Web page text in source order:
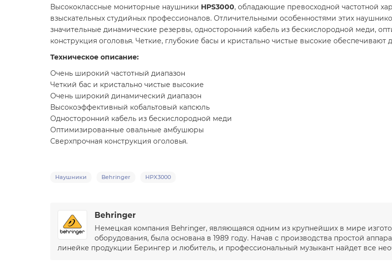
Высококлассные мониторные наушники HPS3000, обладающие превосходной частотной
взыскательных студийных профессионалов. Отличительными особенностями этих
значительные динамические резервы, односторонний кабель из бескислородной меди,
конструкция оголовья. Четкие, глубокие басы и кристально чистые высокие
Техническое описание:
Очень широкий частотный диапазон
Четкий бас и кристально чистые высокие
Очень широкий динамический диапазон
Высокоэффективный кобальтовый капсюль
Односторонний кабель из бескислородной меди
Оптимизированные овальные амбушюры
Сверхпрочная конструкция оголовья.
Наушники Behringer HPX3000
Behringer
Немецкая компания Behringer, являющаяся одним из крупнейших в мире
оборудования, была основана в 1989 году. Начав с производства простой
линейке продукции Берингер и любитель, и профессиональный музыкант найдет все